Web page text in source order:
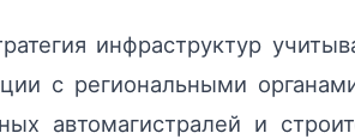
инфраструктур
с региональными
автомагистралей и